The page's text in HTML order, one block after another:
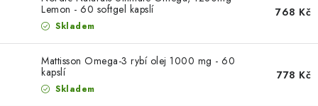
TÉMATA
AKCE
DÁRKY
Lemon - 60 softgel kapslí
Skladem
768 Kč
Mattisson Omega-3 rybí olej 1000 mg - 60
kapslí
Skladem
778 Kč